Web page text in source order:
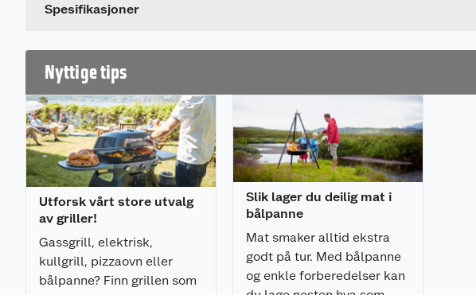
Spesifikasjoner
Nyttige tips
Utforsk vårt store utvalg
av griller!
Gassgrill, elektrisk,
kullgrill, pizzaovn eller
bålpanne? Finn grillen som
Slik lager du deilig mat i
bålpanne
Mat smaker alltid ekstra
godt på tur. Med bålpanne
og enkle forberedelser kan